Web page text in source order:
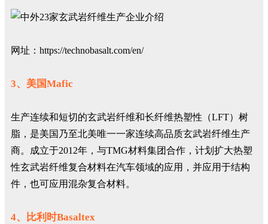
网址：https://technobasalt.com/en/
3、美国Mafic
生产连续和短切的玄武岩纤维和长纤维热塑性（LFT）树
脂，是美国乃至北美唯一一家连续高品质玄武岩纤维生产
商。成立于2012年，与TMG材料集团合作，计划扩大热塑
性玄武岩纤维复合材料在汽车领域的应用，并应用于结构
件，也可应用混杂复合材料。
4、比利时Basaltex